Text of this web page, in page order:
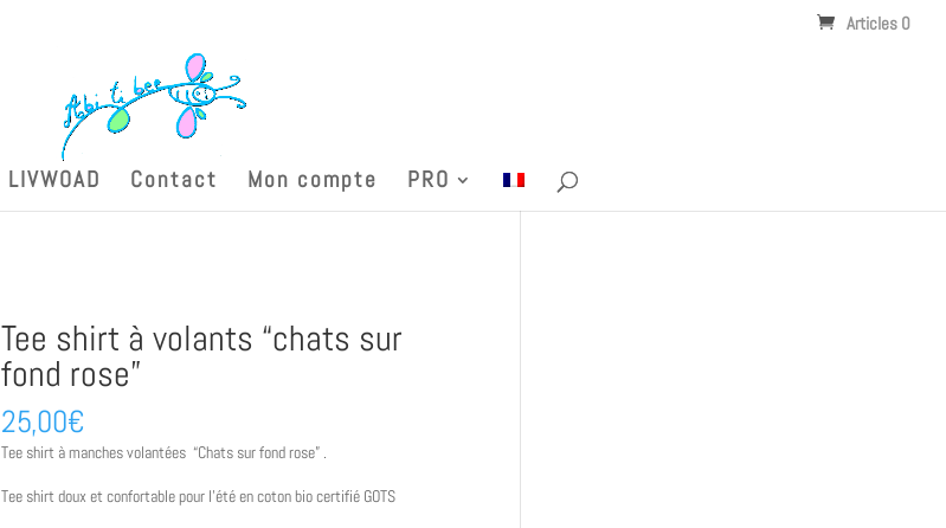
Articles 0
LIVWOAD Contact Mon compte PRO
Tee shirt à volants “chats sur
fond rose”
25,00€
Tee shirt à manches volantées “Chats sur fond rose” .
Tee shirt doux et confortable pour l’été en coton bio certifié GOTS